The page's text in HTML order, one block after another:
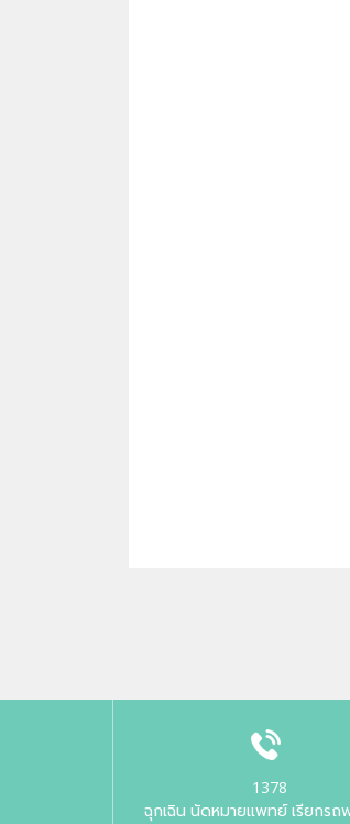
1378
ฉุกเฉิน นัดหมายแพทย์ เรียกรถ